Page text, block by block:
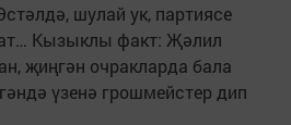
шулай ук, партиясе
Кызыклы факт: Җәлил
җиңгән очракларда бала
үзенә грошмейстер дип